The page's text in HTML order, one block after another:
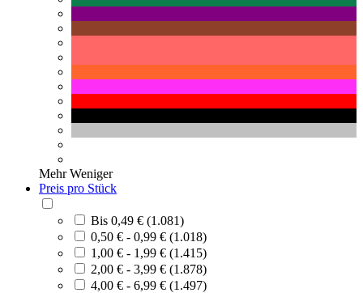
Mehr Weniger
Preis pro Stück
Bis 0,49 € (1.081)
0,50 € - 0,99 € (1.018)
1,00 € - 1,99 € (1.415)
2,00 € - 3,99 € (1.878)
4,00 € - 6,99 € (1.497)